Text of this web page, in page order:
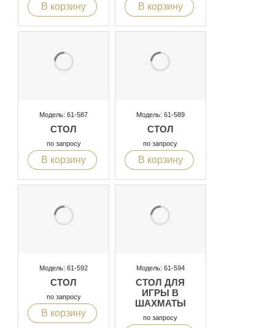
В корзину В корзину
Модель: 61-587
СТОЛ
по запросу
В корзину
Модель: 61-589
СТОЛ
по запросу
В корзину
Модель: 61-592
СТОЛ
по запросу
В корзину
Модель: 61-594
СТОЛ ДЛЯ
ИГРЫ В
ШАХМАТЫ
по запросу